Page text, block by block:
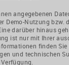
angegebenen
Demo-Nutzung bzw.
darüber hinaus
ist nur mit Ihrer
finden
und technischen